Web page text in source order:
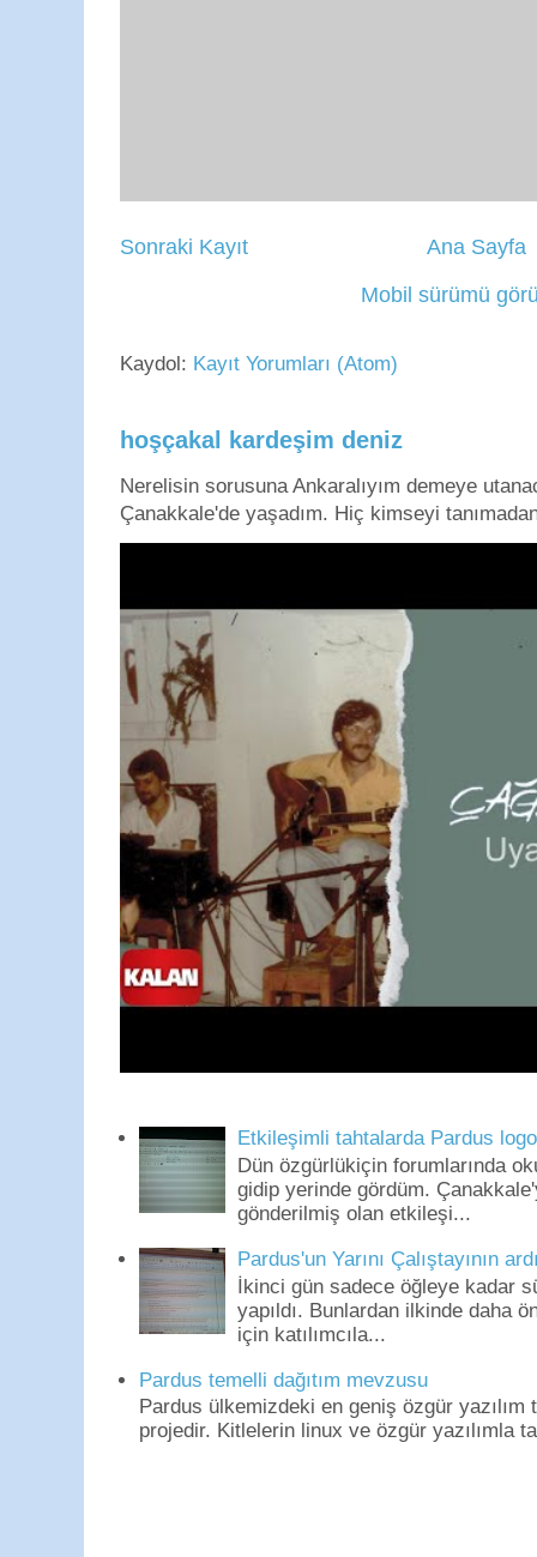
Sonraki Kayıt
Ana Sayfa
Mobil sürümü
Kaydol: Kayıt Yorumları (Atom)
hoşçakal kardeşim deniz
Nerelisin sorusuna Ankaralıyım demeye
Çanakkale'de yaşadım. Hiç kimseyi
Etkileşimli tahtalarda Pardus
Dün özgürlükiçin forumlarında
gidip yerinde gördüm.
gönderilmiş olan etkileşi...
Pardus'un Yarını Çalıştayının
İkinci gün sadece öğleye kadar
yapıldı. Bunlardan ilkinde daha
için katılımcıla...
Pardus temelli dağıtım mevzusu
Pardus ülkemizdeki en geniş özgür
projedir. Kitlelerin linux ve özgür yazılımla